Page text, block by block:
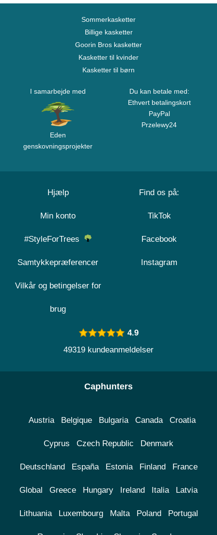
Sommerkasketter
Billige kasketter
Goorin Bros kasketter
Kasketter til kvinder
Kasketter til børn
I samarbejde med
Eden
genskovningsprojekter
Du kan betale med:
Ethvert betalingskort
PayPal
Przelewy24
Hjælp
Min konto
#StyleForTrees
Samtykkepræferencer
Vilkår og betingelser for
brug
Find os på:
TikTok
Facebook
Instagram
4.9
49319 kundeanmeldelser
Caphunters
Austria Belgique Bulgaria Canada Croatia
Cyprus Czech Republic Denmark
Deutschland España Estonia Finland France
Global Greece Hungary Ireland Italia Latvia
Lithuania Luxembourg Malta Poland Portugal